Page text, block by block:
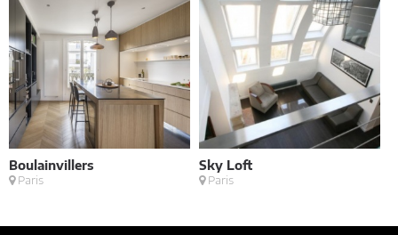
Boulainvillers
Paris
Sky Loft
Paris